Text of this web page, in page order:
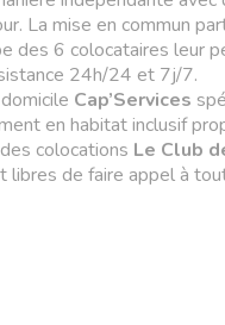
La mise en commun
des 6 colocataires leur
24h/24 et 7j/7.
Cap’Services
en habitat inclusif
colocations Le Club
libres de faire appel à